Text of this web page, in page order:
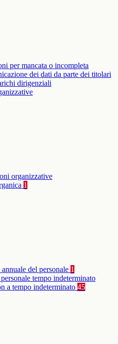
per mancata o incompleta
dei dati da parte dei titolari
dirigenziali
organizzative
1
del personale 1
tempo indeterminato
a tempo indeterminato 45